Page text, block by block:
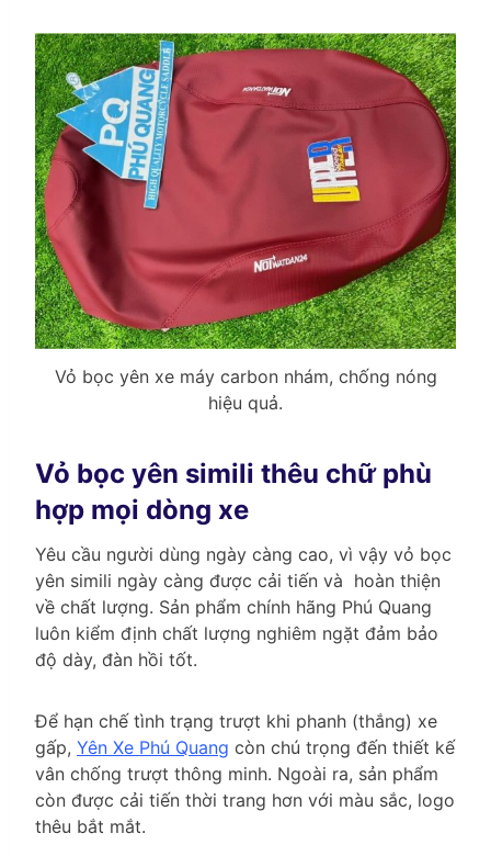
Vỏ bọc yên xe máy carbon nhám, chống nóng
hiệu quả.
Vỏ bọc yên simili thêu chữ phù
hợp mọi dòng xe
Yêu cầu người dùng ngày càng cao, vì vậy vỏ bọc
yên simili ngày càng được cải tiến và hoàn thiện
về chất lượng. Sản phẩm chính hãng Phú Quang
luôn kiểm định chất lượng nghiêm ngặt đảm bảo
độ dày, đàn hồi tốt.
Để hạn chế tình trạng trượt khi phanh (thắng) xe
gấp, Yên Xe Phú Quang còn chú trọng đến thiết kế
vân chống trượt thông minh. Ngoài ra, sản phẩm
còn được cải tiến thời trang hơn với màu sắc, logo
thêu bắt mắt.